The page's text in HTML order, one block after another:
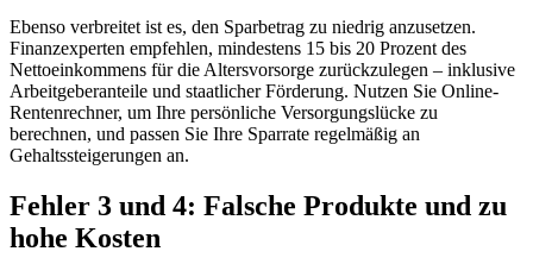
Ebenso verbreitet ist es, den Sparbetrag zu niedrig anzusetzen.
Finanzexperten empfehlen, mindestens 15 bis 20 Prozent des
Nettoeinkommens für die Altersvorsorge zurückzulegen – inklusive
Arbeitgeberanteile und staatlicher Förderung. Nutzen Sie Online-
Rentenrechner, um Ihre persönliche Versorgungslücke zu
berechnen, und passen Sie Ihre Sparrate regelmäßig an
Gehaltssteigerungen an.
Fehler 3 und 4: Falsche Produkte und zu
hohe Kosten